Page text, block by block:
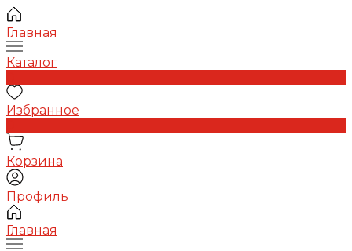
Главная
Каталог
Избранное
Корзина
Профиль
Главная